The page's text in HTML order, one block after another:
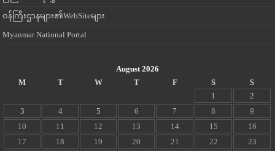
ဝန်ကြီးဌာနများ၏WebSiteများ
Myanmar National Portal
August 2026
M
T W T F S
S
1
2
3
4 5 6 7 8
9
10
11 12 13 14 15
16
17
18 19 20 21 22
23